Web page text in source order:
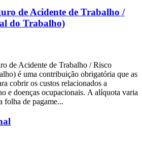
de Acidente de Trabalho /
do Trabalho)
de Acidente de Trabalho / Risco
é uma contribuição obrigatória que as
cobrir os custos relacionados a
e doenças ocupacionais. A alíquota varia
folha de pagame...